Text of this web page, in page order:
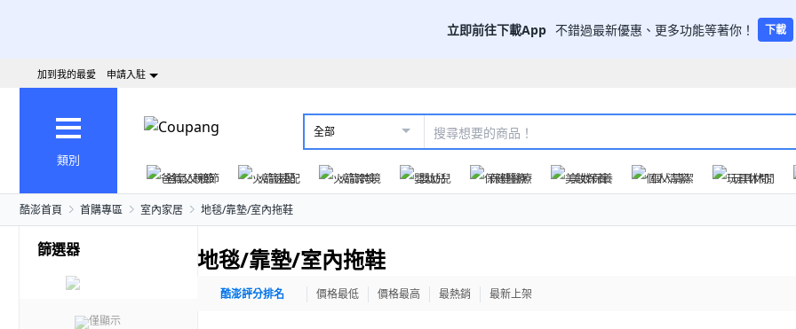
立即前往下載App 不錯過最新優惠、更多功能等著你！ 下載
加到我的最愛 申請入駐
類別
全部
爸氣父親節 火箭速配 火箭跨境 嬰幼兒 保健醫療 美妝保養 個人清潔 玩具休閒
酷澎首頁 首購專區 室內家居 地毯/靠墊/室內拖鞋
篩選器
僅顯示
地毯/靠墊/室內拖鞋
酷澎評分排名 價格最低 價格最高 最熱銷 最新上架